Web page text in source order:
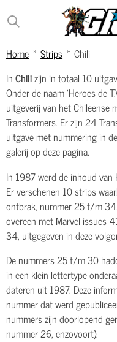
Ga
direct
de
Home » Strips » Chili
InChilizijn in totaal 10
Onder de naam 'Heroes de
uitgeverij van het Chileense
Transformers. Er zijn 24
uitgave met nummering in
galerij op deze pagina.
In 1987 werd de inhoud van
Er verschenen 10 strips
ontbrak, nummer 25 t/m
overeen met Marvel
34, uitgegeven in deze
De nummers 25 t/m 30
in een klein lettertype
dateren uit 1987. Deze
nummer dat werd
nummers zijn doorlopend
nummer 26, enzovoort).